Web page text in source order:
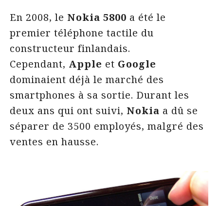
En 2008, le Nokia 5800 a été le
premier téléphone tactile du
constructeur finlandais.
Cependant, Apple et Google
dominaient déjà le marché des
smartphones à sa sortie. Durant les
deux ans qui ont suivi, Nokia a dû se
séparer de 3500 employés, malgré des
ventes en hausse.